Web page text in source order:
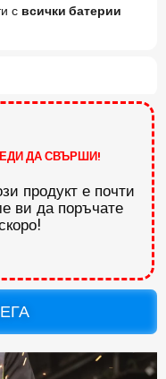
с всички батерии
ДА СВЪРШИ!
продукт е почти
ви да поръчате